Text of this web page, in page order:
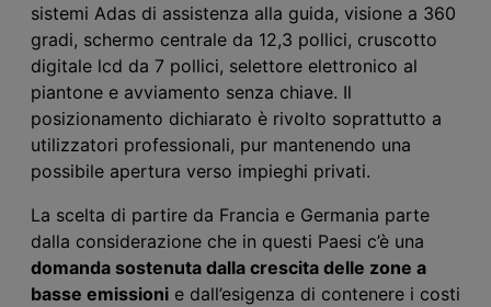
sistemi Adas di assistenza alla guida, visione a 360
gradi, schermo centrale da 12,3 pollici, cruscotto
digitale lcd da 7 pollici, selettore elettronico al
piantone e avviamento senza chiave. Il
posizionamento dichiarato è rivolto soprattutto a
utilizzatori professionali, pur mantenendo una
possibile apertura verso impieghi privati.
La scelta di partire da Francia e Germania parte
dalla considerazione che in questi Paesi c’è una
domanda sostenuta dalla crescita delle zone a
basse emissioni e dall’esigenza di contenere i costi